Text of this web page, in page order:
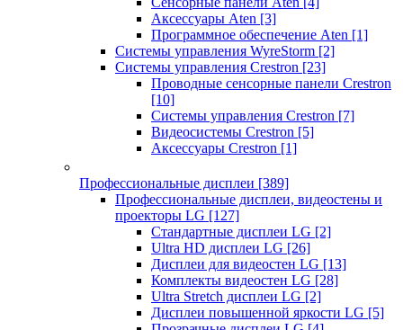
Аксессуары Aten [3]
Программное обеспечение Aten [1]
Системы управления WyreStorm [2]
Системы управления Crestron [23]
Проводные сенсорные панели Crestron
[10]
Системы управления Crestron [7]
Видеосистемы Crestron [5]
Аксессуары Crestron [1]
Профессиональные дисплеи [389]
Профессиональные дисплеи, видеостены и
проекторы LG [127]
Стандартные дисплеи LG [2]
Ultra HD дисплеи LG [26]
Дисплеи для видеостен LG [13]
Комплекты видеостен LG [28]
Ultra Stretch дисплеи LG [2]
Дисплеи повышенной яркости LG [5]